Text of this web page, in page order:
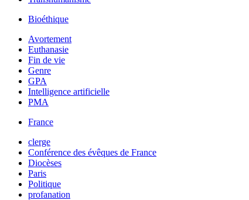
Bioéthique
Avortement
Euthanasie
Fin de vie
Genre
GPA
Intelligence artificielle
PMA
France
clerge
Conférence des évêques de France
Diocèses
Paris
Politique
profanation